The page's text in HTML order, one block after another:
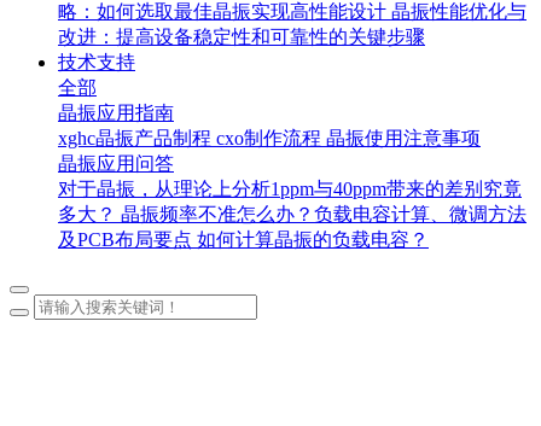
略：如何选取最佳晶振实现高性能设计 晶振性能优化与
改进：提高设备稳定性和可靠性的关键步骤
技术支持
全部
晶振应用指南
xghc晶振产品制程 cxo制作流程 晶振使用注意事项
晶振应用问答
对于晶振，从理论上分析1ppm与40ppm带来的差别究竟
多大？ 晶振频率不准怎么办？负载电容计算、微调方法
及PCB布局要点 如何计算晶振的负载电容？